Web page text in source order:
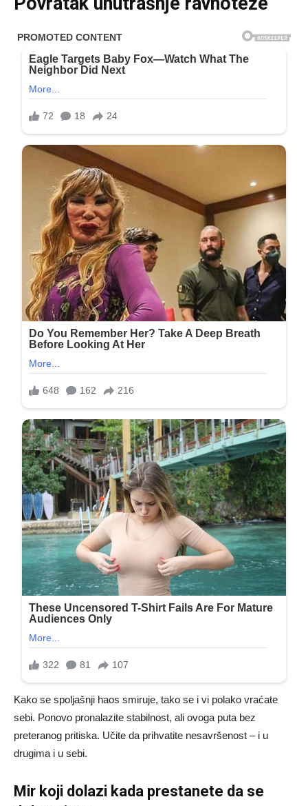
Kako se spoljašnji haos smiruje, tako se i vi polako vraćate
sebi. Ponovo pronalazite stabilnost, ali ovoga puta bez
preteranog pritiska. Učite da prihvatite nesavršenost – i u
drugima i u sebi.
Mir koji dolazi kada prestanete da se